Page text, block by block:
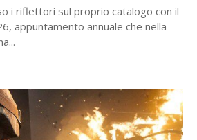
i riflettori sul proprio catalogo con il
appuntamento annuale che nella